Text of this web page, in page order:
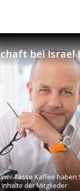
bei Israel
Tasse Kaffee haben
der Mitglieder